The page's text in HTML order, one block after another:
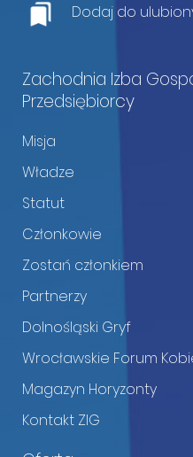
Dodaj do
Zachodnia Izba
Przedsiębiorcy
Misja
Władze
Statut
Członkowie
Zostań członkiem
Partnerzy
Dolnośląski Gryf
Wrocławskie Forum
Magazyn Horyzonty
Kontakt ZIG